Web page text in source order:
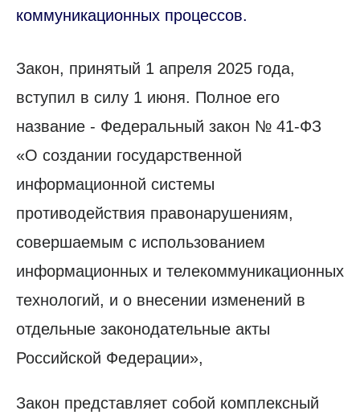
коммуникационных процессов.
Закон, принятый 1 апреля 2025 года,
вступил в силу 1 июня. Полное его
название - Федеральный закон № 41-ФЗ
«О создании государственной
информационной системы
противодействия правонарушениям,
совершаемым с использованием
информационных и телекоммуникационных
технологий, и о внесении изменений в
отдельные законодательные акты
Российской Федерации»,
Закон представляет собой комплексный